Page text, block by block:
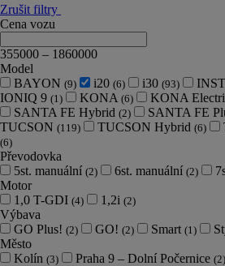
Zrušit filtry
Cena vozu
355000 – 1860000
Model
BAYON (9) i20 (6) i30 (93)
IONIQ 9 (1) KONA (6) KONA
SANTA FE Hybrid (2) SANTA FE
TUCSON (119) TUCSON Hybrid (6)
(6)
Převodovka
5st. manuální (2) 6st. manuální (2)
Motor
1,0 T-GDI (4) 1,2i (2)
Výbava
GO Plus! (2) GO! (2) Smart (1)
Město
Kolín (3) Praha 9 – Dolní Počernice (2)